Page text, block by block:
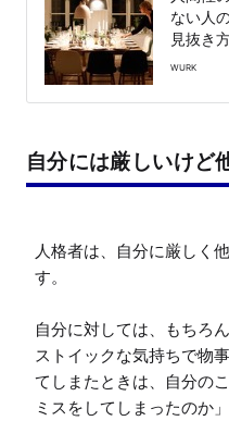
ない人
見抜き
WURK
自分には厳しいけど
人格者は、自分に厳しく
す。
自分に対しては、もちろ
ストイックな気持ちで物
てしまたときは、自分の
ミスをしてしまったのか